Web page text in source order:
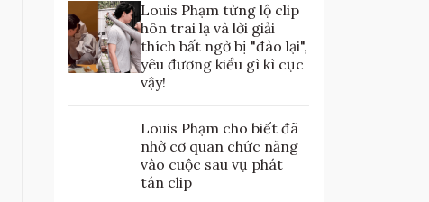
Louis Phạm từng lộ clip
hôn trai lạ và lời giải
thích bất ngờ bị "đào lại",
yêu đương kiểu gì kì cục
vậy!
Louis Phạm cho biết đã
nhờ cơ quan chức năng
vào cuộc sau vụ phát
tán clip